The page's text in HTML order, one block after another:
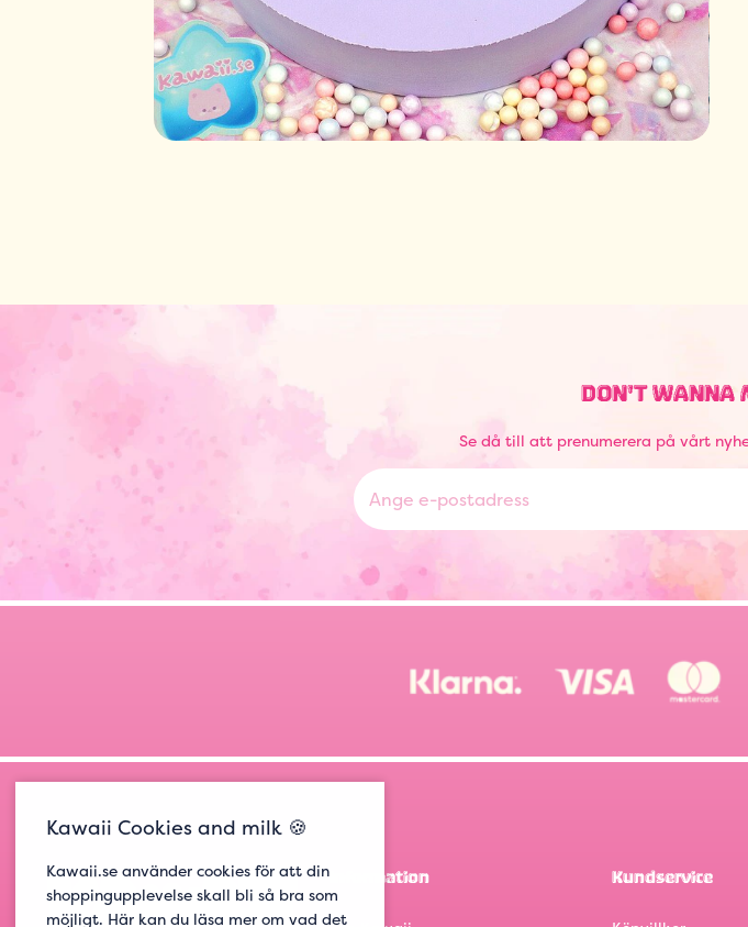
DON'T WANNA
Se då till att prenumerera på vårt
Information Kundservice
Kawaii Cookies and milk 🍪
Kawaii.se använder cookies för att din
shoppingupplevelse skall bli så bra som
möjligt. Här kan du läsa mer om vad det